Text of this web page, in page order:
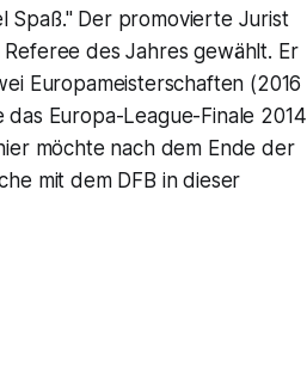
Spaß." Der promovierte Jurist
des Jahres gewählt. Er
Europameisterschaften (2016
Europa-League-Finale 2014
möchte nach dem Ende der
mit dem DFB in dieser